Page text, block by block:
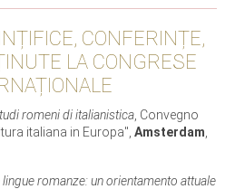
CONFERINȚE,
LA CONGRESE
romeni di italianistica , Convegno
italiana in Europa", Amsterdam
lingue romanze: un orientamento attuale